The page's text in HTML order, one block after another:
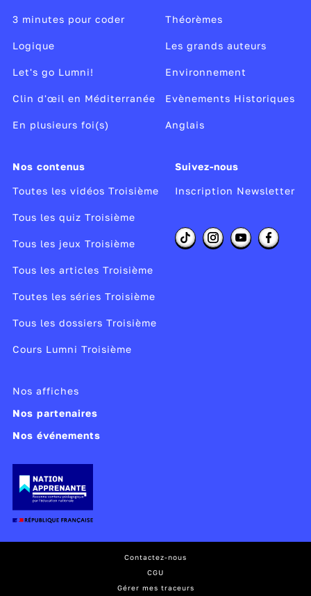
3 minutes pour coder
Logique
Let's go Lumni!
Clin d'œil en Méditerranée
En plusieurs foi(s)
Théorèmes
Les grands auteurs
Environnement
Evènements Historiques
Anglais
Nos contenus
Toutes les vidéos Troisième
Tous les quiz Troisième
Tous les jeux Troisième
Tous les articles Troisième
Toutes les séries Troisième
Tous les dossiers Troisième
Cours Lumni Troisième
Suivez-nous
Inscription Newsletter
Nos affiches
Nos partenaires
Nos événements
Contactez-nous
CGU
Gérer mes traceurs